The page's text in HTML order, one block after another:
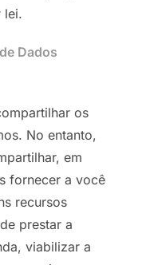
lei.
Dados
os
No entanto,
em
fornecer a você
recursos
prestar a
viabilizar a